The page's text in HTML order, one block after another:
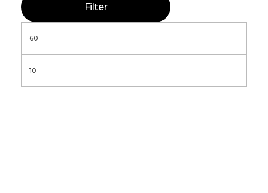
Filter